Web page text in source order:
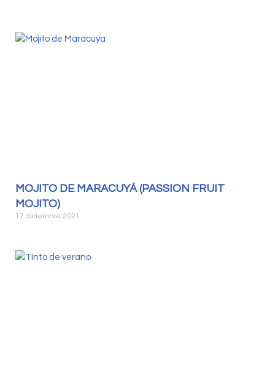
MOJITO DE MARACUYÁ (PASSION FRUIT
MOJITO)
17 diciembre 2021